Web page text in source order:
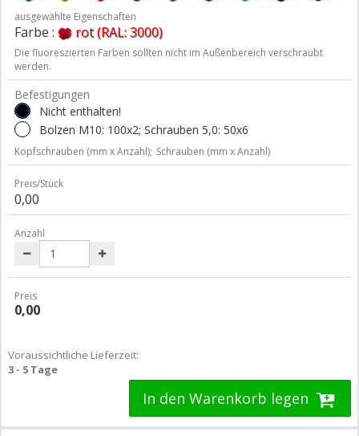
ausgewählte Eigenschaften
Farbe : rot (RAL: 3000)
Die fluoreszierten Farben sollten nicht im Außenbereich verschraubt
werden.
Befestigungen
Nicht enthalten!
Bolzen M10: 100x2; Schrauben 5,0: 50x6
Kopfschrauben (mm x Anzahl); Schrauben (mm x Anzahl)
Preis/Stück
0,00
Anzahl
Preis
0,00
Voraussichtliche Lieferzeit:
3 - 5 Tage
In den Warenkorb legen